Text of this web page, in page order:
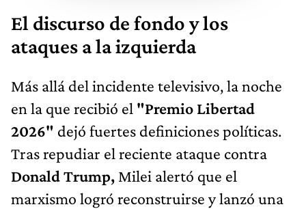
El discurso de fondo y los
ataques a la izquierda
Más allá del incidente televisivo, la noche
en la que recibió el "Premio Libertad
2026" dejó fuertes definiciones políticas.
Tras repudiar el reciente ataque contra
Donald Trump, Milei alertó que el
marxismo logró reconstruirse y lanzó una